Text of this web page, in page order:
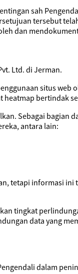
sah
tersebut
dan
Ltd. di Jerman.
situs
bertindak
Sebagai
antara lain:
tetapi informasi
tingkat
data yang
dalam